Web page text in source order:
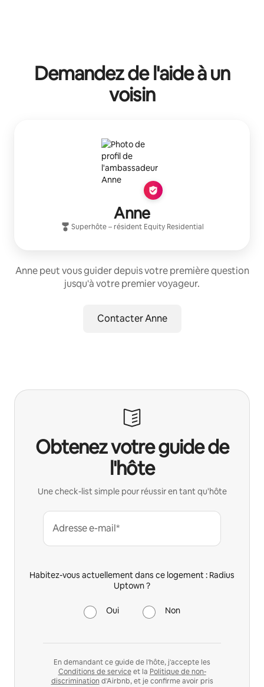
Demandez de l'aide à un
voisin
Anne
Superhôte– résident Equity Residential
Anne peut vous guider depuis votre première question
jusqu'à votre premier voyageur.
Contacter Anne
Obtenez votre guide de
l'hôte
Une check-list simple pour réussir en tant qu'hôte
Adresse e-mail*
Habitez-vous actuellement dans ce logement : Radius
Uptown ?
Oui Non
En demandant ce guide de l'hôte, j'accepte les
Conditions de serviceet la Politique de non-
discrimination d'Airbnb, et je confirme avoir pris